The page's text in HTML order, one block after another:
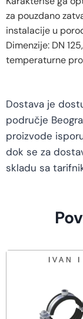
za pouzdano
instalacije u
Dimenzije: DN
temperaturne
Dostava je
područje
proizvode
dok se za
skladu sa